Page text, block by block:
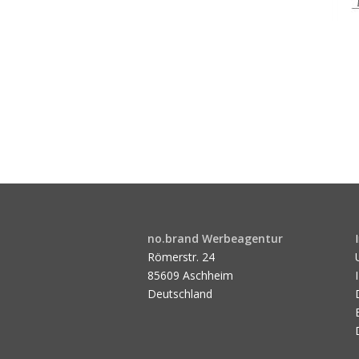
no.brand Werbeagentur
Römerstr. 24
85609 Aschheim
Deutschland